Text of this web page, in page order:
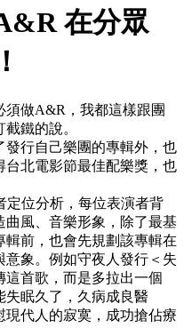
在分眾
須做A&R，我都這樣跟團
鐵的說。
行自己樂團的專輯外，也
台北電影節最佳配樂獎，也
定位分析，每位表演者背
風、音樂形象，除了最基
前，也會先規劃該專輯在
象。例如守夜人發行＜失
首歌，而是多拉出一個
失眠久了，久病成良醫
代人的寂寞，成功搶佔療